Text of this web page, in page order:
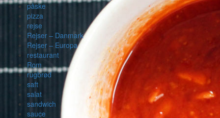
påske
pizza
rejse
Rejser – Danmark
Rejser – Europa
restaurant
Rom
rugbrød
saft
salat
sandwich
sauce